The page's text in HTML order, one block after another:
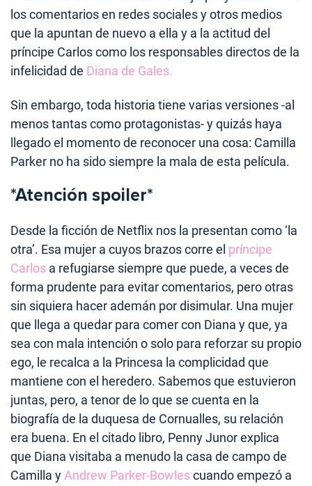
los comentarios en redes sociales y otros medios
que la apuntan de nuevo a ella y a la actitud del
príncipe Carlos como los responsables directos de la
infelicidad de Diana de Gales.
Sin embargo, toda historia tiene varias versiones -al
menos tantas como protagonistas- y quizás haya
llegado el momento de reconocer una cosa: Camilla
Parker no ha sido siempre la mala de esta película.
*Atención spoiler*
Desde la ficción de Netflix nos la presentan como ‘la
otra’. Esa mujer a cuyos brazos corre el príncipe
Carlos a refugiarse siempre que puede, a veces de
forma prudente para evitar comentarios, pero otras
sin siquiera hacer ademán por disimular. Una mujer
que llega a quedar para comer con Diana y que, ya
sea con mala intención o solo para reforzar su propio
ego, le recalca a la Princesa la complicidad que
mantiene con el heredero. Sabemos que estuvieron
juntas, pero, a tenor de lo que se cuenta en la
biografía de la duquesa de Cornualles, su relación
era buena. En el citado libro, Penny Junor explica
que Diana visitaba a menudo la casa de campo de
Camilla y Andrew Parker-Bowlescuando empezó a